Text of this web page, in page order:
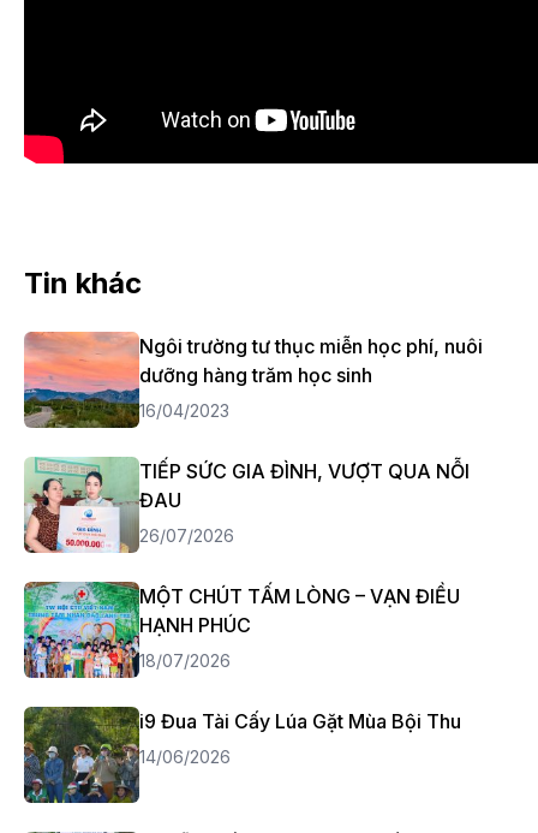
Tin khác
Ngôi trường tư thục miễn học phí, nuôi
dưỡng hàng trăm học sinh
16/04/2023
TIẾP SỨC GIA ĐÌNH, VƯỢT QUA NỖI
ĐAU
26/07/2026
MỘT CHÚT TẤM LÒNG – VẠN ĐIỀU
HẠNH PHÚC
18/07/2026
i9 Đua Tài Cấy Lúa Gặt Mùa Bội Thu
14/06/2026